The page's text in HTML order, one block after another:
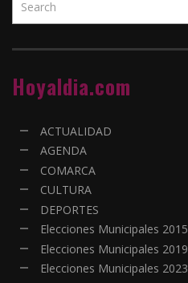
Hoyaldia.com
ACTUALIDAD
AGENDA
COMARCA
CULTURA
DEPORTES
Elecciones Municipales 2015
Elecciones Municipales 2019
Elecciones Municipales 2023